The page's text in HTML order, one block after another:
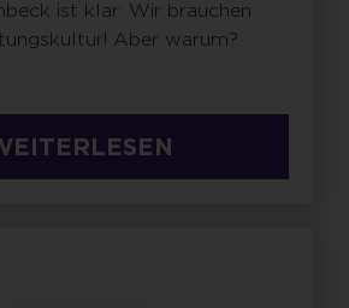
ist klar: Wir brauchen
Aber warum?